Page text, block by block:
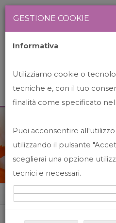
News&Events
Home News&events
GESTIONE COOKIE
Informativa
Utilizziamo cookie o
tecniche e, con il tuo
finalità come specificato
Puoi acconsentire
utilizzando il pulsante
sceglierai una opzione
tecnici e necessari.